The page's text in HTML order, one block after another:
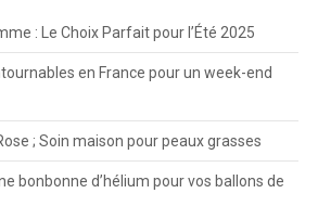
: Le Choix Parfait pour l’Été 2025
en France pour un week-end
; Soin maison pour peaux grasses
bonbonne d’hélium pour vos ballons de